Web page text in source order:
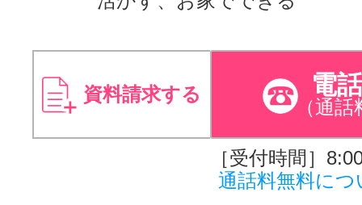
資料請求する 電
（通話
［受付時間］
通話料無料につ